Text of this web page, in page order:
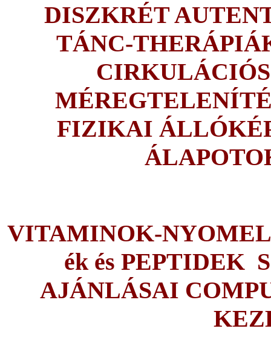
DISZKRÉT
TÁNC-THERÁPIÁ
FIZIKAI
VITAMINOK-
ék és PEPTIDEK
AJÁNLÁSAI